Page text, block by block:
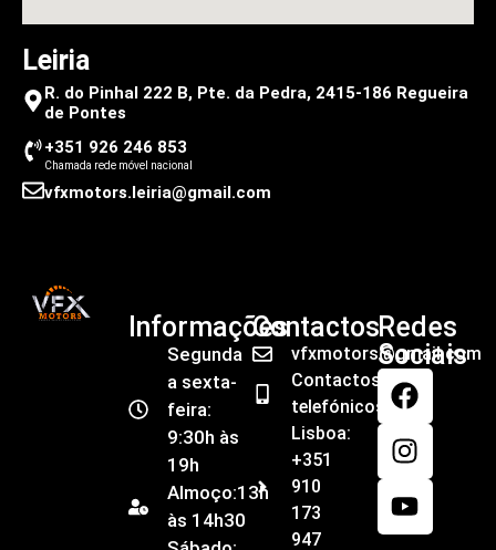
Leiria
R. do Pinhal 222 B, Pte. da Pedra, 2415-186 Regueira
de Pontes
+351 926 246 853
Chamada rede móvel nacional
vfxmotors.leiria@gmail.com
Informações
Segunda
a sexta-
feira:
9:30h às
19h
Almoço:13h
às 14h30
Contactos
vfxmotors@gmail.com
Contactos
telefónicos
Lisboa:
+351
910
173
947
Redes
Sociais